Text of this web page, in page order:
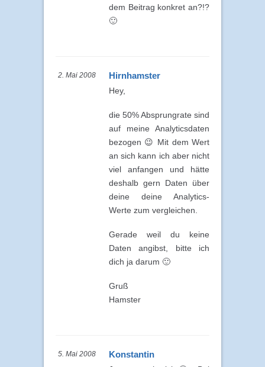
dem Beitrag konkret an?!?
🙂
2. Mai 2008 Hirnhamster
Hey,
die 50% Absprungrate sind
auf meine Analyticsdaten
bezogen 😉 Mit dem Wert
an sich kann ich aber nicht
viel anfangen und hätte
deshalb gern Daten über
deine deine Analytics-
Werte zum vergleichen.
Gerade weil du keine
Daten angibst, bitte ich
dich ja darum 🙂
Gruß
Hamster
5. Mai 2008 Konstantin